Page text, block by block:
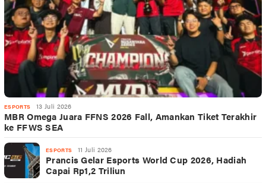
ESPORTS 13 Juli 2026
MBR Omega Juara FFNS 2026 Fall, Amankan Tiket Terakhir
ke FFWS SEA
ESPORTS 11 Juli 2026
Prancis Gelar Esports World Cup 2026, Hadiah
Capai Rp1,2 Triliun